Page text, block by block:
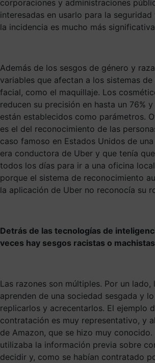
corporaciones y administraciones
interesadas en usarlo para la
la incidencia es mucho más
Además de los sesgos de género y
variables que afectan a los sistemas
facial, como el maquillaje. Los
reducen su precisión en hasta un 76%
están establecidos como parámetros.
es el del reconocimiento de las
caso famoso en Estados Unidos de
era conductora de Uber y que tenía
todos los días para ir a una oficina
porque el sistema de reconocimiento
la aplicación de Uber no reconocía su
Detrás de las tecnologías de
veces hay sesgos racistas o
Las razones son múltiples. Por un
aprenden de una sociedad sesgada y
replicarlos y acrecentarlos. El ejemplo
contratación es muy representativo, y
de Amazon, que se hizo muy conocido.
utilizaba la información previa sobre
decidir y, como se habían contratado